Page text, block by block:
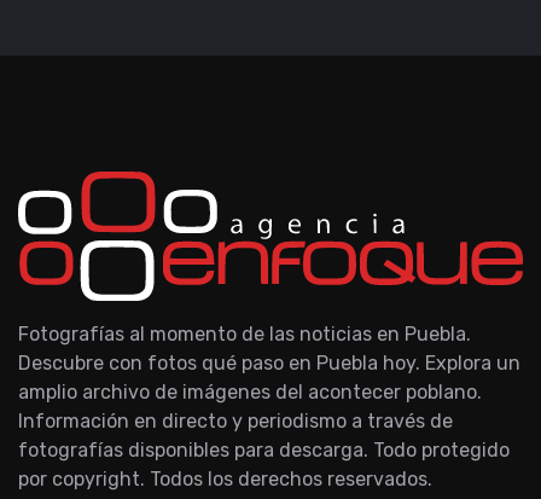
Fotografías al momento de las noticias en Puebla.
Descubre con fotos qué paso en Puebla hoy. Explora un
amplio archivo de imágenes del acontecer poblano.
Información en directo y periodismo a través de
fotografías disponibles para descarga. Todo protegido
por copyright. Todos los derechos reservados.